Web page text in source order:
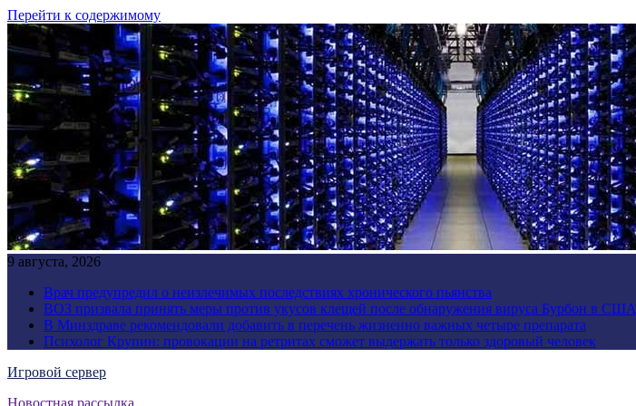
Перейти к содержимому
9 августа, 2026
Врач предупредил о неизлечимых последствиях хронического пьянства
ВОЗ призвала принять меры против укусов клещей после обнаружения вируса Бурбон в США
В Минздраве рекомендовали добавить в перечень жизненно важных четыре препарата
Психолог Крупин: провокации на ретритах сможет выдержать только здоровый человек
Игровой сервер
Новостная рассылка